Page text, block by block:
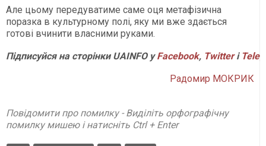
Але цьому передуватиме саме оця метафізична
поразка в культурному полі, яку ми вже здається
готові вчинити власними руками.
Підписуйся на сторінки UAINFO уFacebook, Twitter і
Радомир МОКРИК
Повідомити про помилку - Виділіть орфографічну
помилку мишею і натисніть Ctrl + Enter